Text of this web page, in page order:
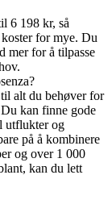
6 198 kr, så
for mye. Du
mer for å tilpasse
alt du behøver for
Du kan finne gode
utflukter og
på å kombinere
og over 1 000
kan du lett